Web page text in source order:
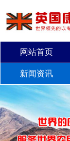
网站首页
新闻资讯